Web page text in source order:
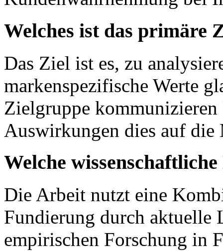
Welches ist das primäre
Das Ziel ist es, zu
markenspezifische Werte
Zielgruppe
Auswirkungen dies auf die
Welche
Die Arbeit nutzt eine
Fundierung durch aktuelle
empirischen Forschung in